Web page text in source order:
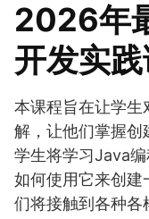
2026年
开发实
本课程旨在让学生
解，让他们掌握创
学生将学习Java
如何使用它来创建
们将接触到各种各